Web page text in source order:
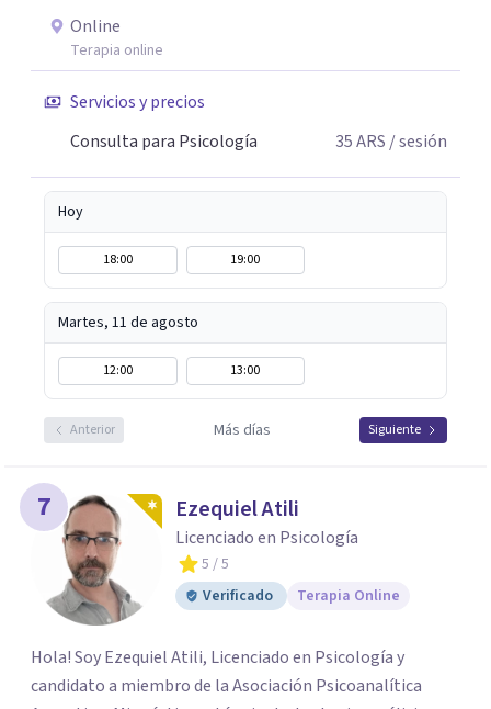
Online
Terapia online
Servicios y precios
Consulta para Psicología
35ARS / sesión
Hoy
18:00 19:00
Martes, 11 de agosto
12:00 13:00
Anterior Más días Siguiente
7 Ezequiel Atili
Licenciado en Psicología
5 / 5
Verificado
Terapia Online
Hola! Soy Ezequiel Atili, Licenciado en Psicología y
candidato a miembro de la Asociación Psicoanalítica